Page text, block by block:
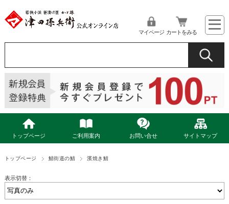
マイページ カートをみる
トップページ ご利用案内 お問い合せ サイトマップ
トップページ 鯖街道の鯖 濱焼き鯖
表示切替：